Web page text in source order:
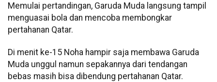
Memulai pertandingan, Garuda Muda langsung tampil
menguasai bola dan mencoba membongkar
pertahanan Qatar.
Di menit ke-15 Noha hampir saja membawa Garuda
Muda unggul namun sepakannya dari tendangan
bebas masih bisa dibendung pertahanan Qatar.